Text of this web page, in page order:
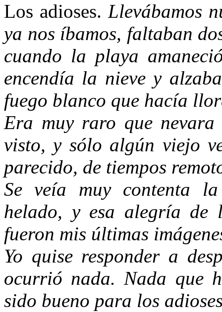
Los adioses. Llevábamos
ya nos íbamos, faltaban
cuando la playa
encendía la nieve y
fuego blanco que hacía
Era muy raro que
visto, y sólo algún viejo
parecido, de tiempos
Se veía muy contenta
helado, y esa alegría de
fueron mis últimas
Yo quise responder a
ocurrió nada. Nada que
sido bueno para los